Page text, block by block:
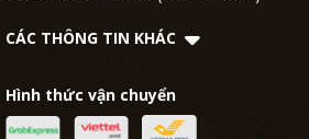
CÁC THÔNG TIN KHÁC
Hình thức vận chuyển